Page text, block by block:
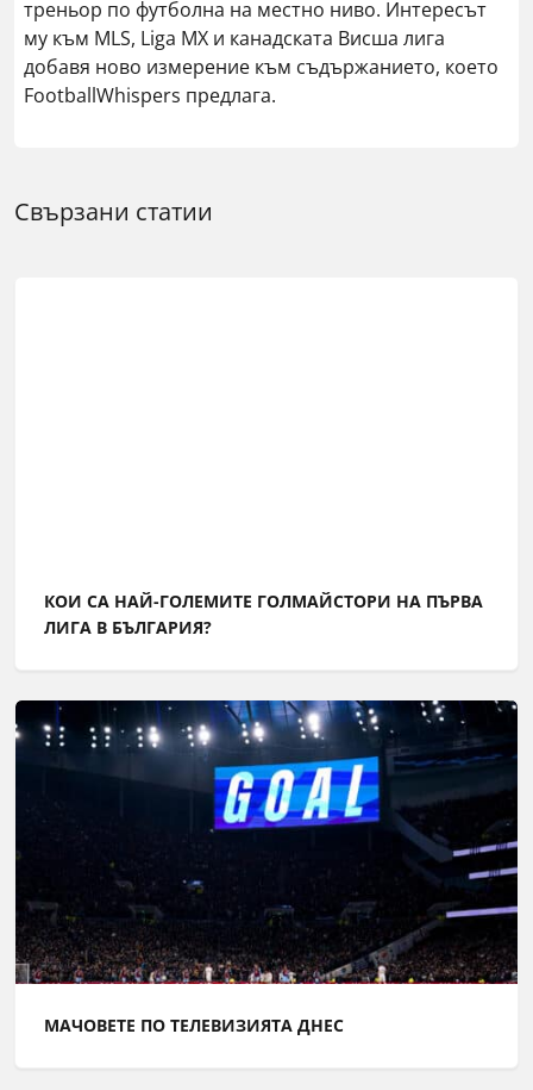
треньор по футболна на местно ниво. Интересът
му към MLS, Liga MX и канадската Висша лига
добавя ново измерение към съдържанието, което
FootballWhispers предлага.
Свързани статии
КОИ СА НАЙ-ГОЛЕМИТЕ ГОЛМАЙСТОРИ НА ПЪРВА
ЛИГА В БЪЛГАРИЯ?
МАЧОВЕТЕ ПО ТЕЛЕВИЗИЯТА ДНЕС